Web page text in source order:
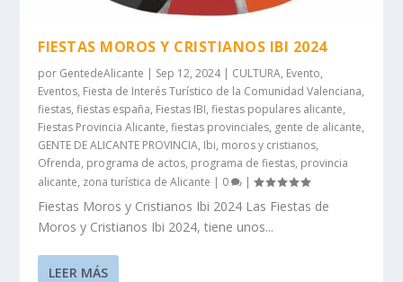
FIESTAS MOROS Y CRISTIANOS IBI 2024
por GentedeAlicante | Sep 12, 2024| CULTURA, Evento,
Eventos, Fiesta de Interés Turístico de la Comunidad Valenciana,
fiestas,fiestas españa, Fiestas IBI,fiestas populares alicante,
Fiestas Provincia Alicante,fiestas provinciales, gente de alicante,
GENTE DE ALICANTE PROVINCIA, Ibi, moros y cristianos,
Ofrenda, programa de actos, programa de fiestas, provincia
alicante, zona turística de Alicante | 0 |
Fiestas Moros y Cristianos Ibi 2024 Las Fiestas de
Moros y Cristianos Ibi 2024, tiene unos...
LEER MÁS